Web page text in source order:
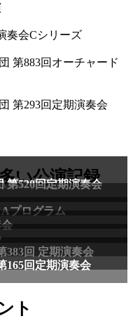
奏会Cシリーズ
第883回オーチャード
第293回定期演奏会
い公演記録
プログラム
第520回定期演奏会
プログラム
383回 定期演奏会
165回定期演奏会
ト